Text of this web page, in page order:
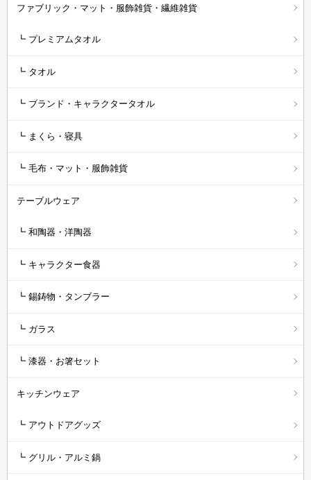
ファブリック・マット・服飾雑貨・繊維雑貨
┗ プレミアムタオル
┗ タオル
┗ ブランド・キャラクタータオル
┗ まくら・寝具
┗ 毛布・マット・服飾雑貨
テーブルウェア
┗ 和陶器・洋陶器
┗ キャラクター食器
┗ 錫鋳物・タンブラー
┗ ガラス
┗ 漆器・お箸セット
キッチンウェア
┗ アウトドアグッズ
┗ グリル・アルミ鍋